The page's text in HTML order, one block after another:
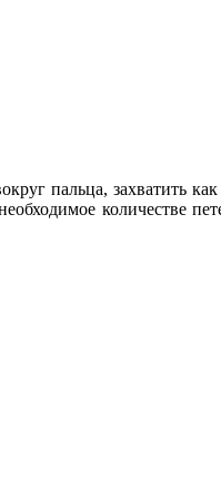
пальца, захватить
количестве